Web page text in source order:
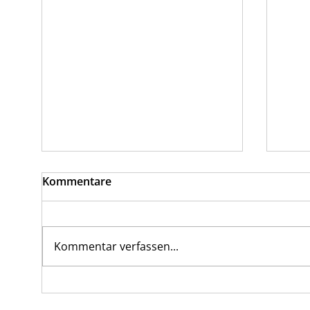
Kommentare
Kommentar verfassen...